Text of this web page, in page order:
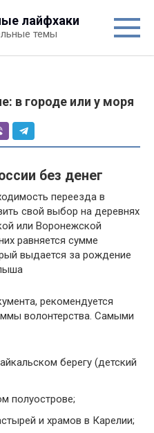
лайфхаки
темы
в городе или у моря
без денег
переезда в
свой выбор на деревнях
или Воронежской
равняется сумме
выдается за рождение
рекомендуется
волонтерства. Самыми
берегу (детский
полуострове;
и храмов в Карелии;